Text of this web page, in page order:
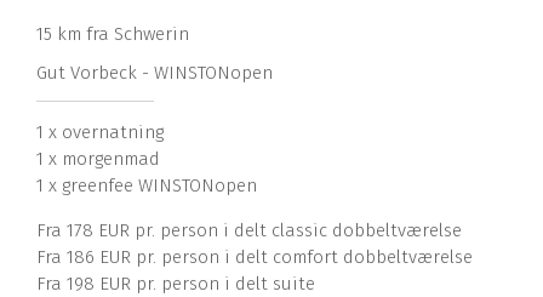
15 km fra Schwerin
Gut Vorbeck - WINSTONopen
1 x overnatning
1 x morgenmad
1 x greenfee WINSTONopen
Fra 178 EUR pr. person i delt classic dobbeltværelse
Fra 186 EUR pr. person i delt comfort dobbeltværelse
Fra 198 EUR pr. person i delt suite